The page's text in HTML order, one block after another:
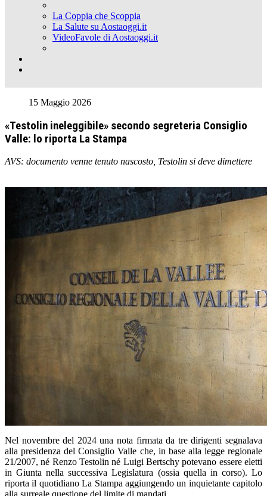
La Coppia che Scoppia
La Salute su Aostaoggi.it
VideoFavole di Aostaoggi.it
15 Maggio 2026
«Testolin ineleggibile» secondo segreteria Consiglio
Valle: lo riporta La Stampa
AVS: documento venne tenuto nascosto, Testolin si deve dimettere
Nel novembre del 2024 una nota firmata da tre dirigenti segnalava
alla presidenza del Consiglio Valle che, in base alla legge regionale
21/2007, né Renzo Testolin né Luigi Bertschy potevano essere eletti
in Giunta nella successiva Legislatura (ossia quella in corso). Lo
riporta il quotidiano La Stampa aggiungendo un inquietante capitolo